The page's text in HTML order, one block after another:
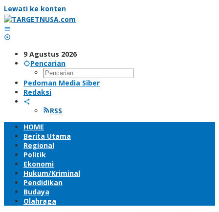
Lewati ke konten
9 Agustus 2026
Pencarian
Pedoman Media Siber
Redaksi
RSS
HOME
Berita Utama
Regional
Politik
Ekonomi
Hukum/Kriminal
Pendidikan
Budaya
Olahraga